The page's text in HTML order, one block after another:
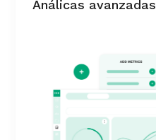
Análicas avanzadas